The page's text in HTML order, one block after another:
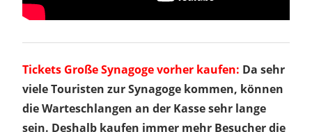
Tickets Große Synagoge vorher kaufen: Da sehr
viele Touristen zur Synagoge kommen, können
die Warteschlangen an der Kasse sehr lange
sein. Deshalb kaufen immer mehr Besucher die